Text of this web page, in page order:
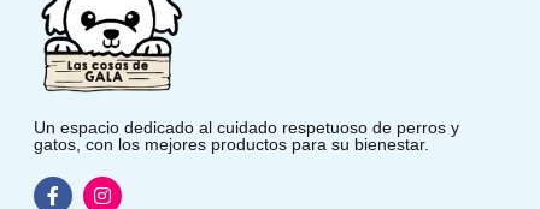
Un espacio dedicado al cuidado respetuoso de perros y
gatos, con los mejores productos para su bienestar.